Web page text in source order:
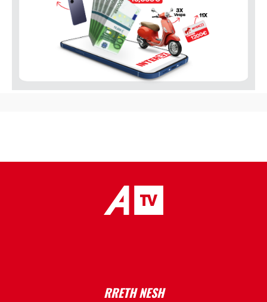
RRETH NESH